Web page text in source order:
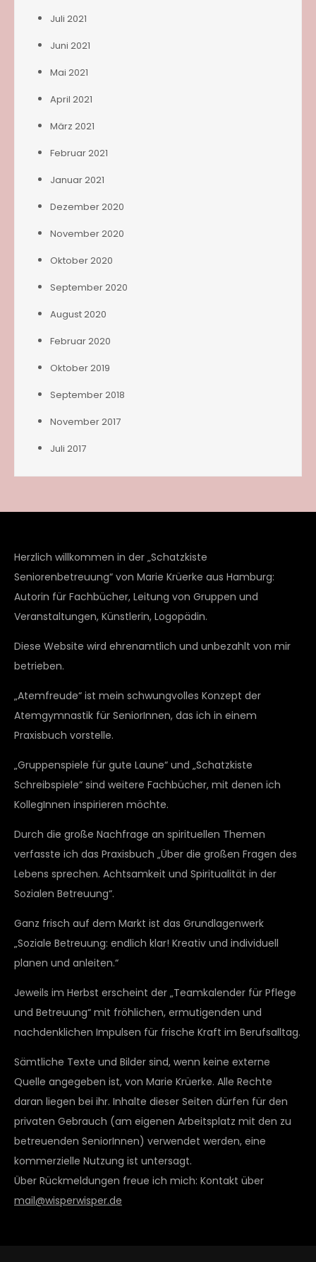
Juli 2021
Juni 2021
Mai 2021
April 2021
März 2021
Februar 2021
Januar 2021
Dezember 2020
November 2020
Oktober 2020
September 2020
August 2020
Februar 2020
Oktober 2019
September 2018
November 2017
Juli 2017
Herzlich willkommen in der „Schatzkiste
Seniorenbetreuung“ von Marie Krüerke aus Hamburg:
Autorin für Fachbücher, Leitung von Gruppen und
Veranstaltungen, Künstlerin, Logopädin.
Diese Website wird ehrenamtlich und unbezahlt von mir
betrieben.
„Atemfreude“ ist mein schwungvolles Konzept der
Atemgymnastik für SeniorInnen, das ich in einem
Praxisbuch vorstelle.
„Gruppenspiele für gute Laune“ und „Schatzkiste
Schreibspiele“ sind weitere Fachbücher, mit denen ich
KollegInnen inspirieren möchte.
Durch die große Nachfrage an spirituellen Themen
verfasste ich das Praxisbuch „Über die großen Fragen des
Lebens sprechen. Achtsamkeit und Spiritualität in der
Sozialen Betreuung“.
Ganz frisch auf dem Markt ist das Grundlagenwerk
„Soziale Betreuung: endlich klar! Kreativ und individuell
planen und anleiten.“
Jeweils im Herbst erscheint der „Teamkalender für Pflege
und Betreuung“ mit fröhlichen, ermutigenden und
nachdenklichen Impulsen für frische Kraft im Berufsalltag.
Sämtliche Texte und Bilder sind, wenn keine externe
Quelle angegeben ist, von Marie Krüerke. Alle Rechte
daran liegen bei ihr. Inhalte dieser Seiten dürfen für den
privaten Gebrauch (am eigenen Arbeitsplatz mit den zu
betreuenden SeniorInnen) verwendet werden, eine
kommerzielle Nutzung ist untersagt.
Über Rückmeldungen freue ich mich: Kontakt über
mail@wisperwisper.de